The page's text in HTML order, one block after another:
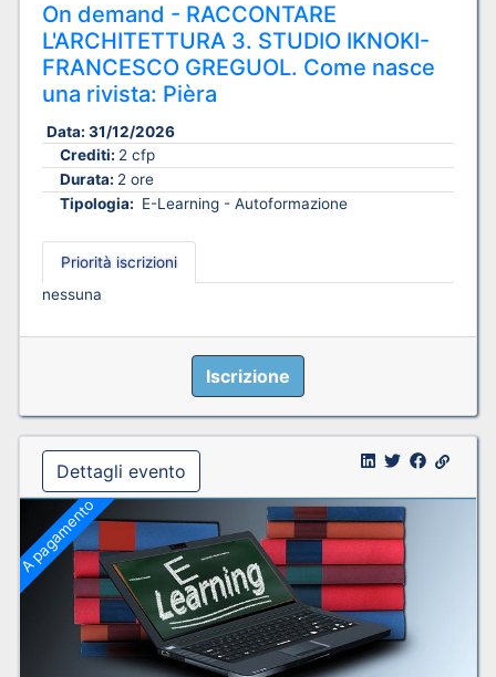
On demand - RACCONTARE
L'ARCHITETTURA 3. STUDIO IKNOKI-
FRANCESCO GREGUOL. Come nasce
una rivista: Pièra
Data: 31/12/2026
Crediti: 2 cfp
Durata: 2 ore
Tipologia: E-Learning - Autoformazione
Priorità iscrizioni
nessuna
Iscrizione
Dettagli evento
A pagamento